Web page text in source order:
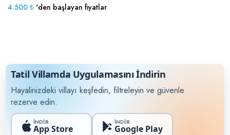
4.500 ₺ 'den başlayan fiyatlar
Tatil Villamda Uygulamasını İndirin
Hayalinizdeki villayı keşfedin, filtreleyin ve güvenle
rezerve edin.
İNDİR
App Store
İNDİR
Google Play